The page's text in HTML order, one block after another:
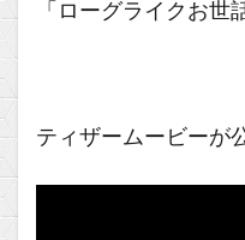
「ローグライクお世
ティザームービーが